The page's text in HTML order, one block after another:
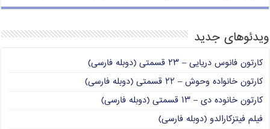
ویدئوهای جدید
کارتون فانوس دریایی – ۲۳ قسمتی (دوبله فارسی)
کارتون خانواده وحوش – ۲۲ قسمتی (دوبله فارسی)
کارتون خانوده دی – ۱۳ قسمتی (دوبله فارسی)
فیلم فیتزکارالدو (دوبله فارسی)